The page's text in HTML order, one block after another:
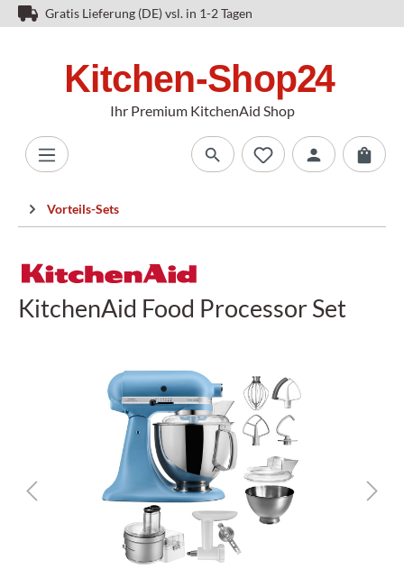
Gratis Lieferung (DE) vsl. in 1-2 Tagen
Ihr Premium KitchenAid Shop
Vorteils-Sets
KitchenAid Food Processor Set